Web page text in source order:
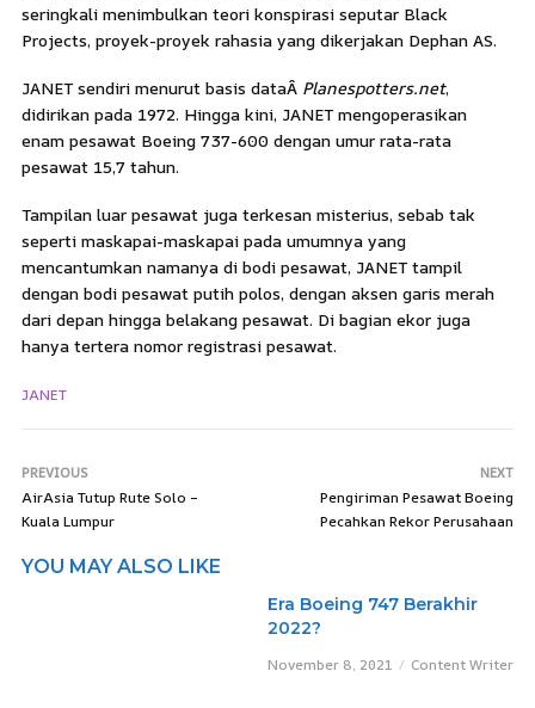
seringkali menimbulkan teori konspirasi seputar Black
Projects, proyek-proyek rahasia yang dikerjakan Dephan AS.
JANET sendiri menurut basis dataÂ Planespotters.net,
didirikan pada 1972. Hingga kini, JANET mengoperasikan
enam pesawat Boeing 737-600 dengan umur rata-rata
pesawat 15,7 tahun.
Tampilan luar pesawat juga terkesan misterius, sebab tak
seperti maskapai-maskapai pada umumnya yang
mencantumkan namanya di bodi pesawat, JANET tampil
dengan bodi pesawat putih polos, dengan aksen garis merah
dari depan hingga belakang pesawat. Di bagian ekor juga
hanya tertera nomor registrasi pesawat.
JANET
PREVIOUS
AirAsia Tutup Rute Solo –
Kuala Lumpur
NEXT
Pengiriman Pesawat Boeing
Pecahkan Rekor Perusahaan
YOU MAY ALSO LIKE
Era Boeing 747 Berakhir
2022?
November 8, 2021 Content Writer